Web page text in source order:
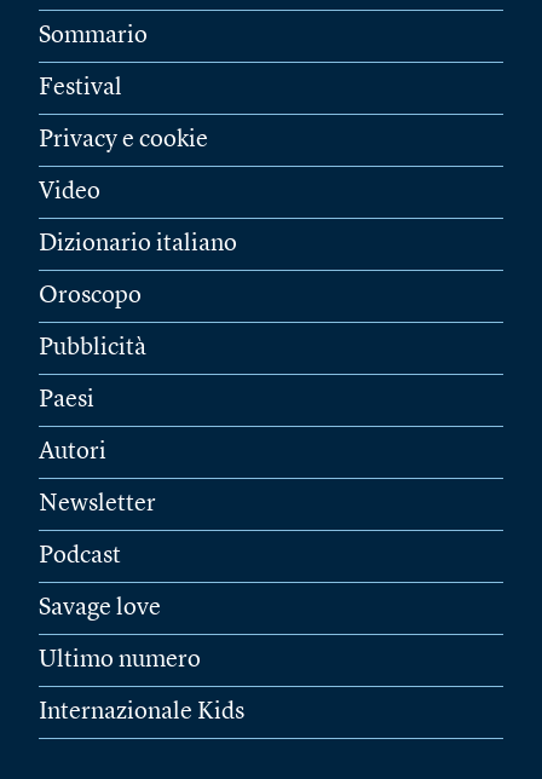
Sommario
Festival
Privacy e cookie
Video
Dizionario italiano
Oroscopo
Pubblicità
Paesi
Autori
Newsletter
Podcast
Savage love
Ultimo numero
Internazionale Kids